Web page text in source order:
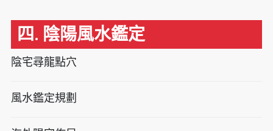
四. 陰陽風水鑑定
陰宅尋龍點穴
風水鑑定規劃